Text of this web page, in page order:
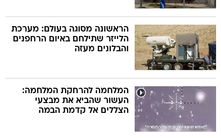
הראשונה מסוגה בעולם: מערכת
הלייזר שתילחם באיום הרחפנים
והבלונים מעזה
המלחמה להרחקת המלחמה:
העשור שהביא את מבצעי
הצללים אל קדמת הבמה